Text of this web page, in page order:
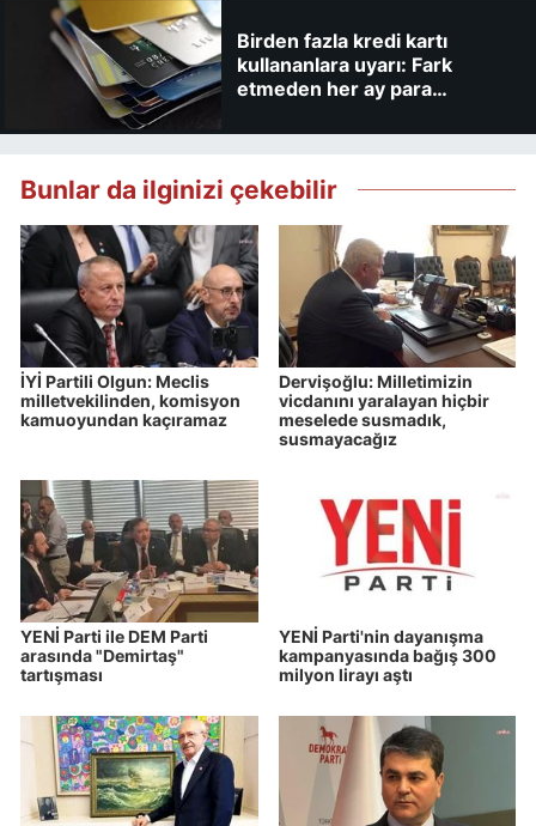
Birden fazla kredi kartı
kullananlara uyarı: Fark
etmeden her ay para
Bunlar da ilginizi çekebilir
İYİ Partili Olgun: Meclis
milletvekilinden, komisyon
kamuoyundan kaçıramaz
Dervişoğlu: Milletimizin
vicdanını yaralayan hiçbir
meselede susmadık,
susmayacağız
YENİ Parti ile DEM Parti
arasında "Demirtaş"
tartışması
YENİ Parti'nin dayanışma
kampanyasında bağış 300
milyon lirayı aştı